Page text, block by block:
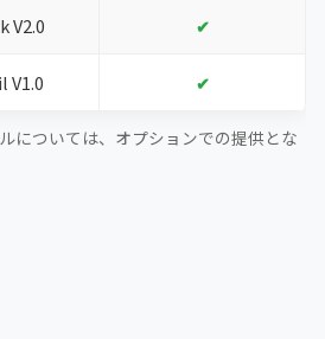
V2.0 ✔
V1.0 ✔
については、オプションでの提供とな